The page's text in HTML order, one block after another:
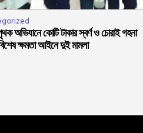
অভিযানে কোটি টাকার স্বর্ণ ও চোরাই গহনা
ক্ষমতা আইনে দুই মামলা